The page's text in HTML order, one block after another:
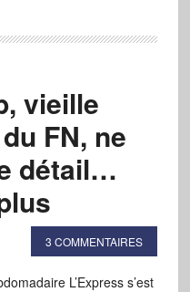
vieille
FN, ne
détail…
3 COMMENTAIRES
L’Express s’est